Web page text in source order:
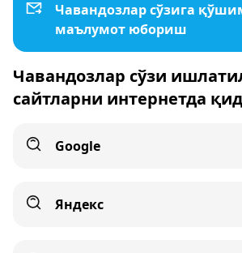
Чавандозлар сўзига
маълумот юбориш
Чавандозлар сўзи
сайтларни интернетда
Google
Яндекс